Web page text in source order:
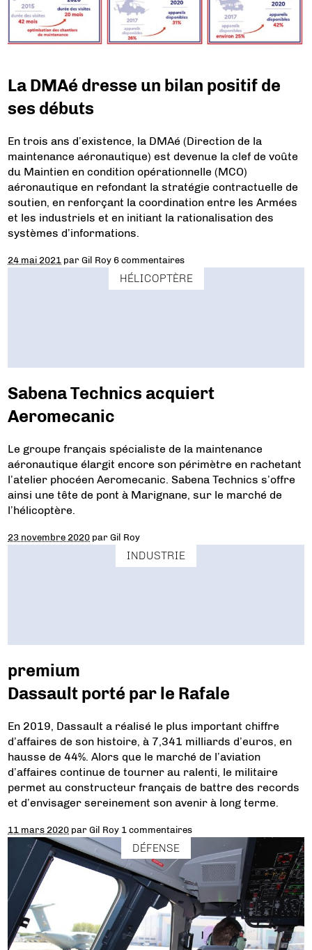
La DMAé dresse un bilan positif de
ses débuts
En trois ans d’existence, la DMAé (Direction de la
maintenance aéronautique) est devenue la clef de voûte
du Maintien en condition opérationnelle (MCO)
aéronautique en refondant la stratégie contractuelle de
soutien, en renforçant la coordination entre les Armées
et les industriels et en initiant la rationalisation des
systèmes d’informations.
24 mai 2021 parGil Roy 6 commentaires
HÉLICOPTÈRE
Sabena Technics acquiert
Aeromecanic
Le groupe français spécialiste de la maintenance
aéronautique élargit encore son périmètre en rachetant
l’atelier phocéen Aeromecanic. Sabena Technics s’offre
ainsi une tête de pont à Marignane, sur le marché de
l’hélicoptère.
23 novembre 2020 parGil Roy
INDUSTRIE
premium
Dassault porté par le Rafale
En 2019, Dassault a réalisé le plus important chiffre
d’affaires de son histoire, à 7,341 milliards d’euros, en
hausse de 44%. Alors que le marché de l’aviation
d’affaires continue de tourner au ralenti, le militaire
permet au constructeur français de battre des records
et d’envisager sereinement son avenir à long terme.
11 mars 2020 parGil Roy 1 commentaires
DÉFENSE